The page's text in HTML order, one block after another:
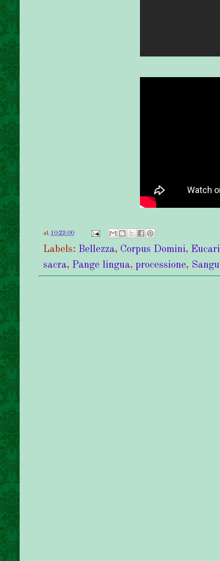
at 10:23:00
Labels: Bellezza, Corpus Domini,
sacra, Pange lingua, processione,